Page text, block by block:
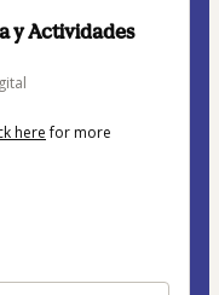
y Actividades
herefor more